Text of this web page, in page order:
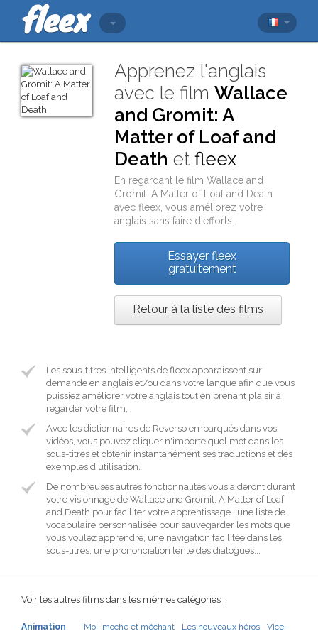
Apprenez l'anglais
avec le filmWallace
and Gromit: A
Matter of Loaf and
Death etfleex
En regardant le filmWallace and
Gromit: A Matter of Loaf and Death
avecfleex , vous améliorez votre
anglais sans faire d'efforts.
Essayer fleex
gratuitement
Retour à la liste des films
Les sous-titres intelligents de fleex apparaissent sur
demande en anglais et/ou dans votre langue afin que vous
puissiez améliorer votre anglais tout en prenant plaisir à
regarder votre film.
Avec les dictionnaires de Reverso embarqués dans vos
vidéos, vous pouvez cliquer n'importe quel mot dans les
sous-titres et obtenir instantanément ses traductions et des
exemples d'utilisation.
De nombreuses autres fonctionnalités vous aideront durant
votre visionnage de Wallace and Gromit: A Matter of Loaf
and Death pour faciliter votre apprentissage : une liste de
vocabulaire personnalisée pour sauvegarder les mots que
vous voulez apprendre, une navigation facilitée dans les
sous-titres, une prononciation lente des dialogues...
Voir les autres films dans les mêmes catégories :
Animation Moi, moche et méchant Les nouveaux héros
Vice-